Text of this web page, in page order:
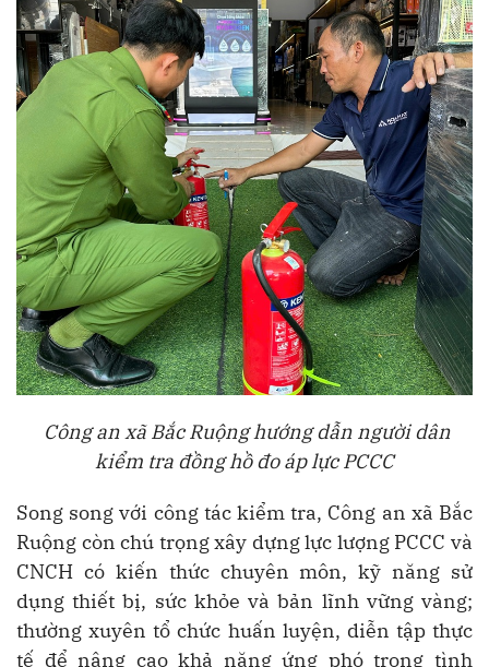
Công an xã Bắc Ruộng hướng dẫn người dân
kiểm tra đồng hồ đo áp lực PCCC
Song song với công tác kiểm tra, Công an xã Bắc
Ruộng còn chú trọng xây dựng lực lượng PCCC và
CNCH có kiến thức chuyên môn, kỹ năng sử
dụng thiết bị, sức khỏe và bản lĩnh vững vàng;
thường xuyên tổ chức huấn luyện, diễn tập thực
tế để nâng cao khả năng ứng phó trong tình